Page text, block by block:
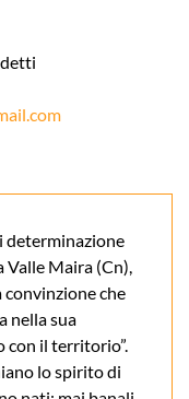
determinazione
Valle Maira (Cn),
che
nella sua
con il territorio”.
lo spirito di